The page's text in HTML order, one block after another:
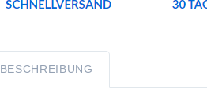
BESCHREIBUNG